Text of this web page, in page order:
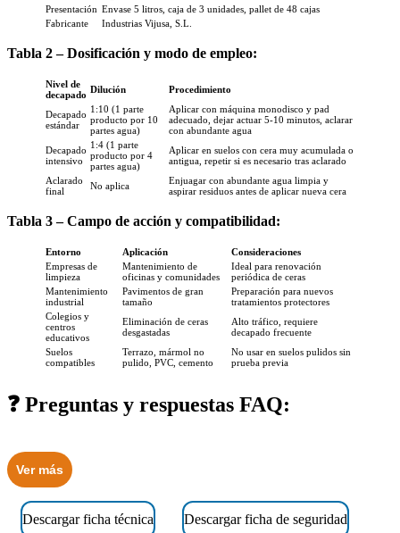
Presentación Envase 5 litros, caja de 3 unidades, pallet de 48 cajas
Fabricante
Industrias Vijusa, S.L.
Tabla 2 – Dosificación y modo de empleo:
Nivel de
decapado Dilución Procedimiento
Decapado
estándar
1:10 (1 parte
producto por 10
partes agua)
Aplicar con máquina monodisco y pad
adecuado, dejar actuar 5-10 minutos, aclarar
con abundante agua
Decapado
intensivo
1:4 (1 parte
producto por 4
partes agua)
Aplicar en suelos con cera muy acumulada o
antigua, repetir si es necesario tras aclarado
Aclarado
final
No aplica
Enjuagar con abundante agua limpia y
aspirar residuos antes de aplicar nueva cera
Tabla 3 – Campo de acción y compatibilidad:
Entorno Aplicación
Consideraciones
Empresas de
limpieza
Mantenimiento de
oficinas y comunidades
Ideal para renovación
periódica de ceras
Mantenimiento
industrial
Pavimentos de gran
tamaño
Preparación para nuevos
tratamientos protectores
Colegios y
centros
educativos
Eliminación de ceras
desgastadas
Alto tráfico, requiere
decapado frecuente
Suelos
compatibles
Terrazo, mármol no
pulido, PVC, cemento
No usar en suelos pulidos sin
prueba previa
❓ Preguntas y respuestas FAQ:
Ver más
Descargar ficha técnica Descargar ficha de seguridad